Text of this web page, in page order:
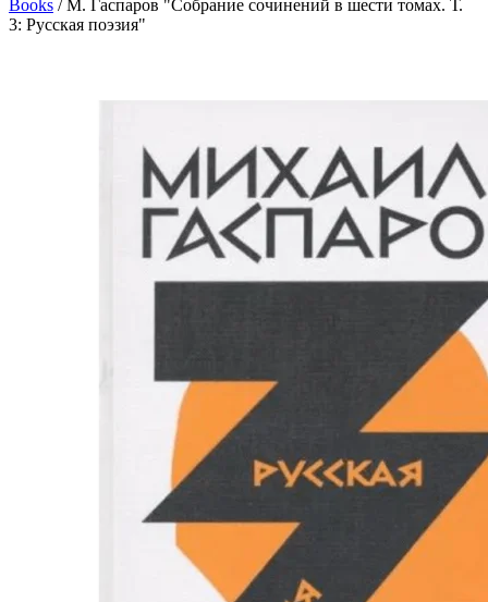
Books / М. Гаспаров "Собрание сочинений в шести томах. Т.
3: Русская поэзия"